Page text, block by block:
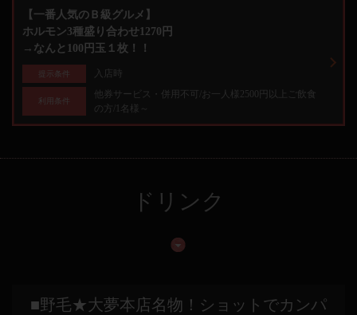
【一番人気のＢ級グルメ】
ホルモン3種盛り合わせ1270円
→なんと100円玉１枚！！
提示条件 入店時
利用条件
他券サービス・併用不可/お一人様2500円以上ご飲食
の方/1名様～
ドリンク
■野毛★大夢本店名物！ショットでカンパ